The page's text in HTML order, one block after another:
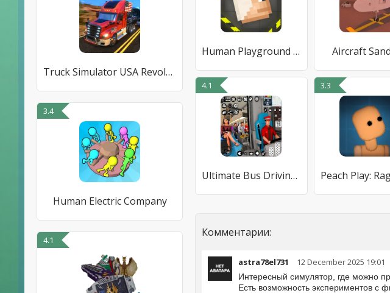
Truck Simulator USA Revolution
3.4
Human Electric Company
4.1
Human Playground Sandbox Aircraft
4.1
Ultimate Bus Driving Simulator
3.3
Комментарии:
astra78el731 12 December 2025 19:01
Интересный симулятор, где можно
Есть возможность экспериментов с